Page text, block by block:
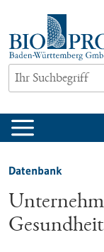
springen
Datenbank